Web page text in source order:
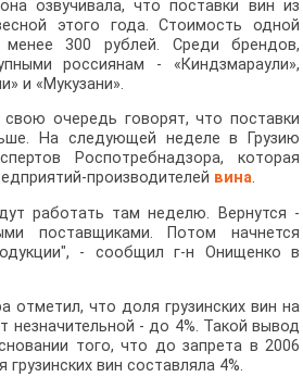
озвучивала, что поставки вин из
этого года. Стоимость одной
300 рублей. Среди брендов,
россиянам - «Киндзмараули»,
и «Мукузани».
очередь говорят, что поставки
На следующей неделе в Грузию
Роспотребнадзора, которая
производителей вина.
работать там неделю. Вернутся -
поставщиками. Потом начнется
- сообщил г-н Онищенко в
отметил, что доля грузинских вин на
незначительной - до 4%. Такой вывод
того, что до запрета в 2006
вин составляла 4%.